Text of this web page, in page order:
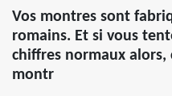
Vos montres sont
romains. Et si vous
chiffres normaux alors,
montr